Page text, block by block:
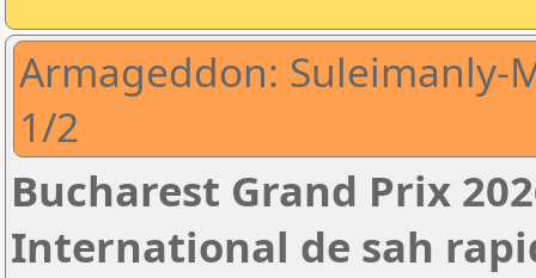
Armageddon: Suleimanly-
1/2
Bucharest Grand Prix
International de sah